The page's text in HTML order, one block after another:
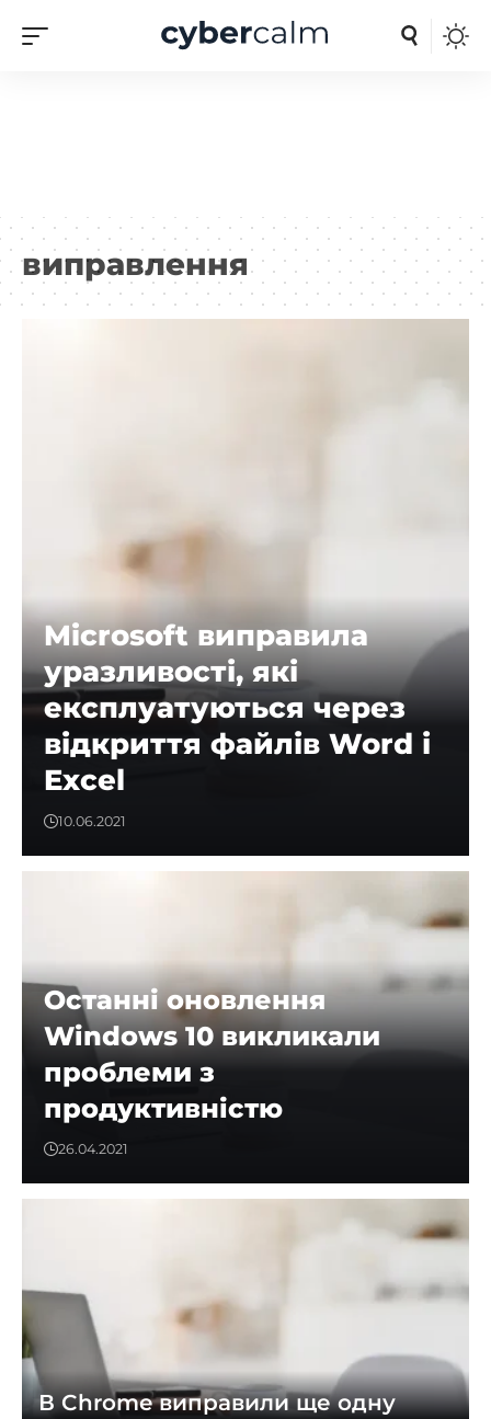
виправлення
Microsoft виправила
уразливості, які
експлуатуються через
відкриття файлів Word і
Excel
10.06.2021
Останні оновлення
Windows 10 викликали
проблеми з
продуктивністю
26.04.2021
В Chrome виправили ще одну